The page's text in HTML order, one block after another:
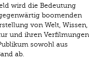
wird die Bedeutung
boomenden
von Welt, Wissen,
und ihren Verfilmungen.
sowohl aus
ab.